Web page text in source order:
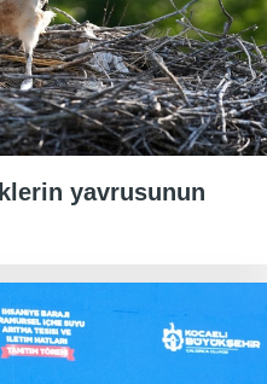
yavrusunun